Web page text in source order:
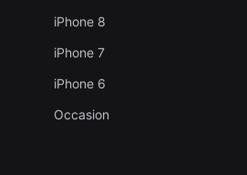
iPhone 8
iPhone 7
iPhone 6
Occasion